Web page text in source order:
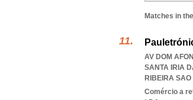
Matches in
AV DOM
SANTA IRIA
RIBEIRA
Comércio a